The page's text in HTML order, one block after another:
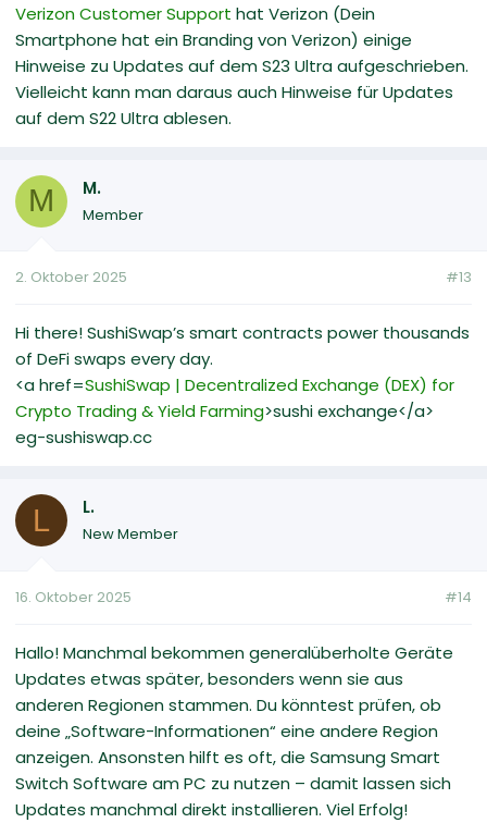
Verizon Customer Support hat Verizon (Dein
Smartphone hat ein Branding von Verizon) einige
Hinweise zu Updates auf dem S23 Ultra aufgeschrieben.
Vielleicht kann man daraus auch Hinweise für Updates
auf dem S22 Ultra ablesen.
M M.
Member
2. Oktober 2025 #13
Hi there! SushiSwap’s smart contracts power thousands
of DeFi swaps every day.
<a href=SushiSwap | Decentralized Exchange (DEX) for
Crypto Trading & Yield Farming>sushi exchange</a>
eg-sushiswap.cc
L L.
New Member
16. Oktober 2025 #14
Hallo! Manchmal bekommen generalüberholte Geräte
Updates etwas später, besonders wenn sie aus
anderen Regionen stammen. Du könntest prüfen, ob
deine „Software-Informationen“ eine andere Region
anzeigen. Ansonsten hilft es oft, die Samsung Smart
Switch Software am PC zu nutzen – damit lassen sich
Updates manchmal direkt installieren. Viel Erfolg!